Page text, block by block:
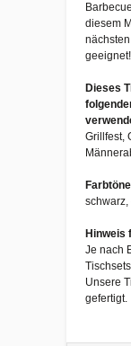
diesem
geeignet!
Dieses
Grillfest,
Farbtöne
schwarz,
Hinweis
Je nach
Unsere
gefertigt.